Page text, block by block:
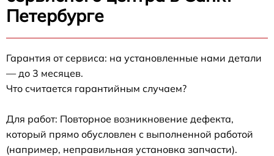
Петербурге
Гарантия от сервиса: на установленные нами детали
— до 3 месяцев.
Что считается гарантийным случаем?
Для работ: Повторное возникновение дефекта,
который прямо обусловлен с выполненной работой
(например, неправильная установка запчасти).